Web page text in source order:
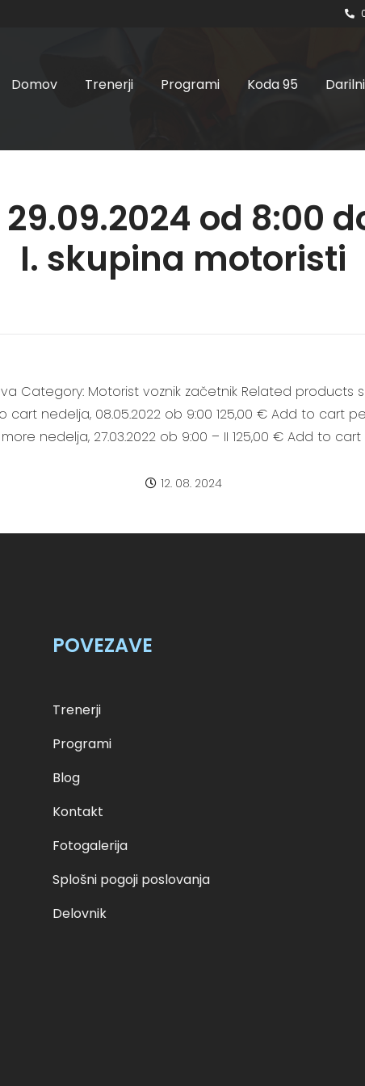
Domov Trenerji Programi Koda 95
od 8:00
I. skupina motoristi
Category: Motorist voznik začetnik Related products
cart nedelja, 08.05.2022 ob 9:00 125,00 € Add to cart
nedelja, 27.03.2022 ob 9:00 – II 125,00 € Add to cart
12. 08. 2024
POVEZAVE
Trenerji
Programi
Blog
Kontakt
Fotogalerija
Splošni pogoji poslovanja
Delovnik